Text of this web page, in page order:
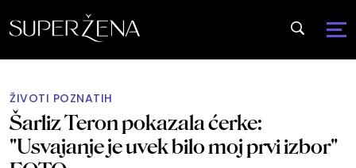
ŽIVOTI POZNATIH
Šarliz Teron pokazala ćerke:
"Usvajanje je uvek bilo moj prvi izbor"